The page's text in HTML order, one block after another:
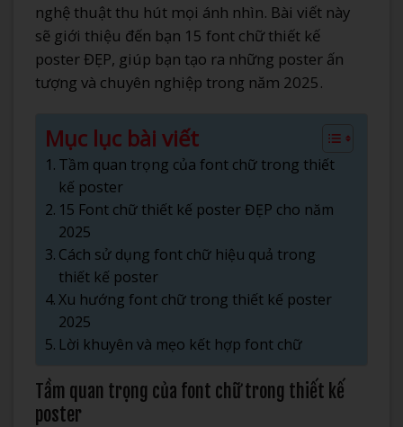
nghệ thuật thu hút mọi ánh nhìn. Bài viết này
sẽ giới thiệu đến bạn 15 font chữ thiết kế
poster ĐẸP, giúp bạn tạo ra những poster ấn
tượng và chuyên nghiệp trong năm 2025.
Mục lục bài viết
Tầm quan trọng của font chữ trong thiết
kế poster
15 Font chữ thiết kế poster ĐẸP cho năm
2025
Cách sử dụng font chữ hiệu quả trong
thiết kế poster
Xu hướng font chữ trong thiết kế poster
2025
Lời khuyên và mẹo kết hợp font chữ
Tầm quan trọng của font chữ trong thiết kế
poster